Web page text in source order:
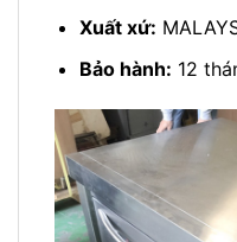
Xuất xứ:
Bảo hành: 12